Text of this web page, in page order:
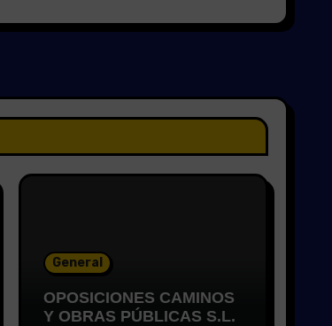
General
OPOSICIONES CAMINOS
Y OBRAS PÚBLICAS S.L.